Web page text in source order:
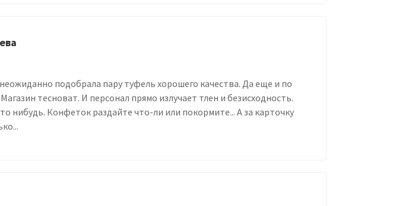
подобрала пару туфель хорошего качества. Да еще и по
тесноват. И персонал прямо излучает тлен и безисходность.
нибудь. Конфеток раздайте что-ли или покормите... А за карточку